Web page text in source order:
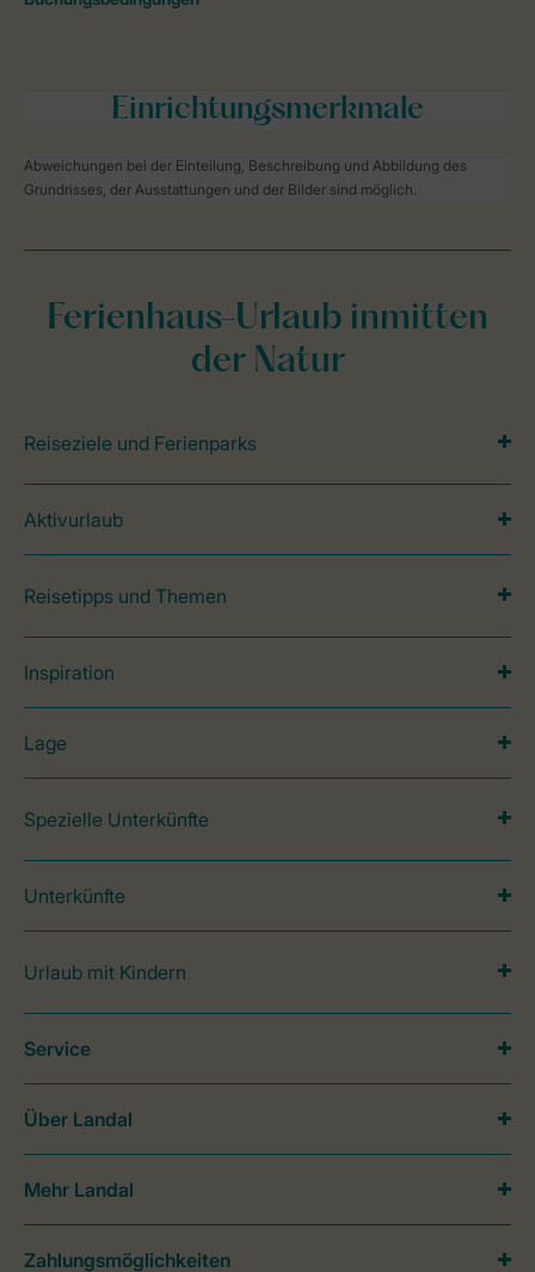
Einrichtungsmerkmale
Abweichungen bei der Einteilung, Beschreibung und Abbildung des
Grundrisses, der Ausstattungen und der Bilder sind möglich.
Ferienhaus-Urlaub inmitten
der Natur
Reiseziele und Ferienparks
Aktivurlaub
Reisetipps und Themen
Inspiration
Lage
Spezielle Unterkünfte
Unterkünfte
Urlaub mit Kindern
Service
Über Landal
Mehr Landal
Zahlungsmöglichkeiten